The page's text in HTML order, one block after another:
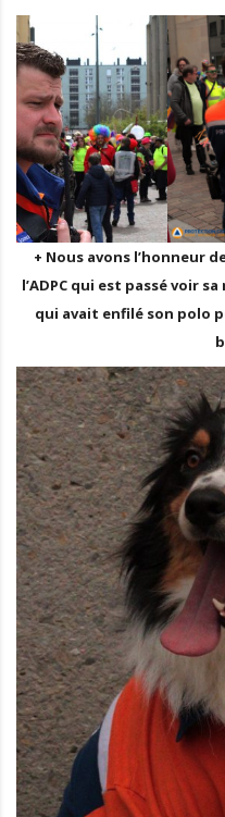
+ Nous avons l’honneur
l’ADPC qui est passé voir
qui avait enfilé son polo